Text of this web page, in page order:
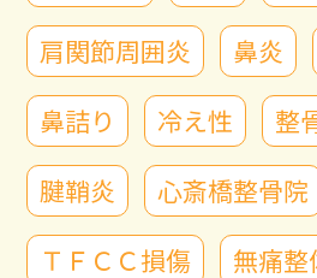
肩関節周囲炎
鼻炎
鼻詰り
冷え性 整
腱鞘炎
心斎橋整骨院
ＴＦＣＣ損傷
無痛整